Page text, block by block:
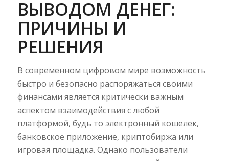
ВЫВОДОМ ДЕНЕГ:
ПРИЧИНЫ И
РЕШЕНИЯ
В современном цифровом мире возможность
быстро и безопасно распоряжаться своими
финансами является критически важным
аспектом взаимодействия с любой
платформой, будь то электронный кошелек,
банковское приложение, криптобиржа или
игровая площадка. Однако пользователи